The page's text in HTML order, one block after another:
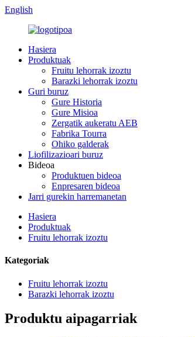
English
Hasiera
Produktuak
Fruitu lehorrak izoztu
Barazki lehorrak izoztu
Guri buruz
Gure Historia
Gure Misioa
Zergatik aukeratu AEB
Fabrika Tourra
Ohiko galderak
Liofilizazioari buruz
Bideoa
Produktuen bideoa
Enpresaren bideoa
Jarri gurekin harremanetan
Hasiera
Produktuak
Fruitu lehorrak izoztu
Kategoriak
Fruitu lehorrak izoztu
Barazki lehorrak izoztu
Produktu aipagarriak